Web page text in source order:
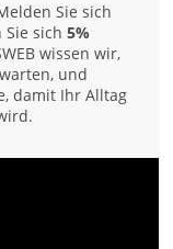
Sie sich
Sie sich5%
wissen wir,
und
damit Ihr Alltag